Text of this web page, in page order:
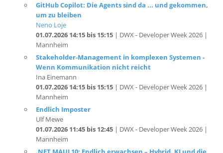
Neno Loje
01.07.2026 14:15 bis 15:15
Mannheim
Stakeholder-Management in komplexen Systemen -
Wenn Kommunikation nicht reicht
Ina Einemann
01.07.2026 14:15 bis 15:15| DWX - Developer Week 2026 |
Mannheim
Endlich Imposter
Ulf Mewe
01.07.2026 11:45 bis 12:45
Mannheim
.NET MAUI 10: Endlich erwachsen – Hybrid, KI und die
Rückkehr des .NET Cross-Platform-Traums